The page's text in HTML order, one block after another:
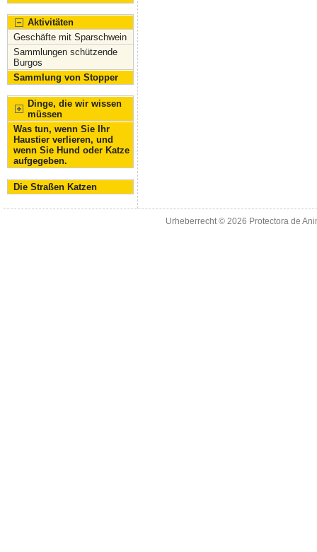
Aktivitäten
Geschäfte mit Sparschwein
Sammlungen schützende
Burgos
Sammlung von Stopper
Dinge, die wir wissen
müssen
Was tun, wenn Sie Ihr
Haustier verlieren, und
wenn Sie Hund oder Katze
aufgegeben.
Die Straßen Katzen
Urheberrecht © 2026 Protectora de